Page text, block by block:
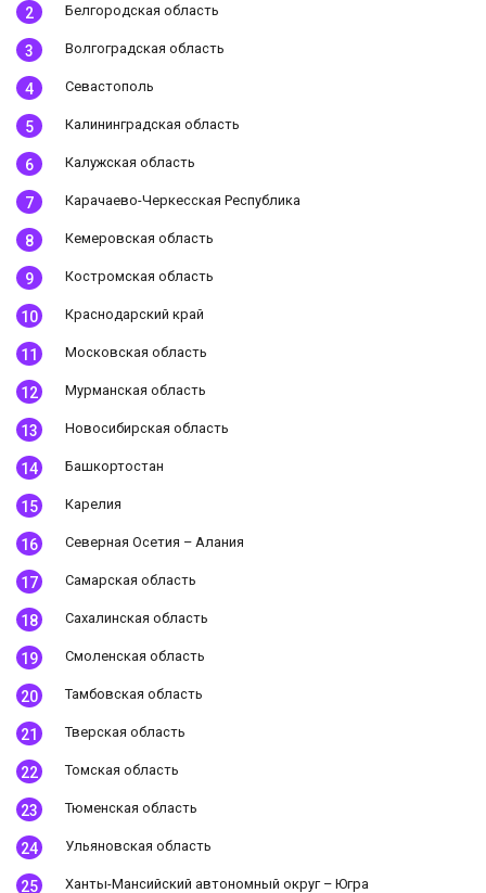
Белгородская область
Волгоградская область
Севастополь
Калининградская область
Калужская область
Карачаево-Черкесская Республика
Кемеровская область
Костромская область
Краснодарский край
Московская область
Мурманская область
Новосибирская область
Башкортостан
Карелия
Северная Осетия – Алания
Самарская область
Сахалинская область
Смоленская область
Тамбовская область
Тверская область
Томская область
Тюменская область
Ульяновская область
Ханты-Мансийский автономный округ – Югра